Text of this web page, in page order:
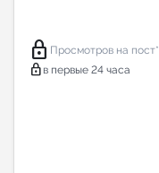
lock Просмотров на пост*
lock в первые 24 часа